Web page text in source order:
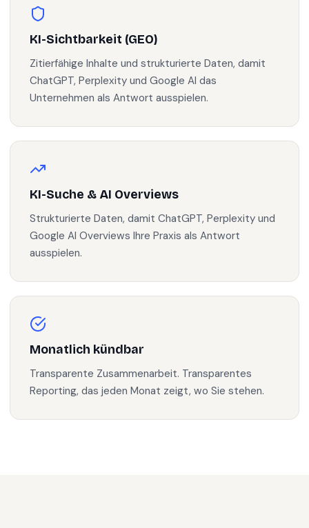
KI-Sichtbarkeit (GEO)
Zitierfähige Inhalte und strukturierte Daten, damit
ChatGPT, Perplexity und Google AI das
Unternehmen als Antwort ausspielen.
KI-Suche & AI Overviews
Strukturierte Daten, damit ChatGPT, Perplexity und
Google AI Overviews Ihre Praxis als Antwort
ausspielen.
Monatlich kündbar
Transparente Zusammenarbeit. Transparentes
Reporting, das jeden Monat zeigt, wo Sie stehen.